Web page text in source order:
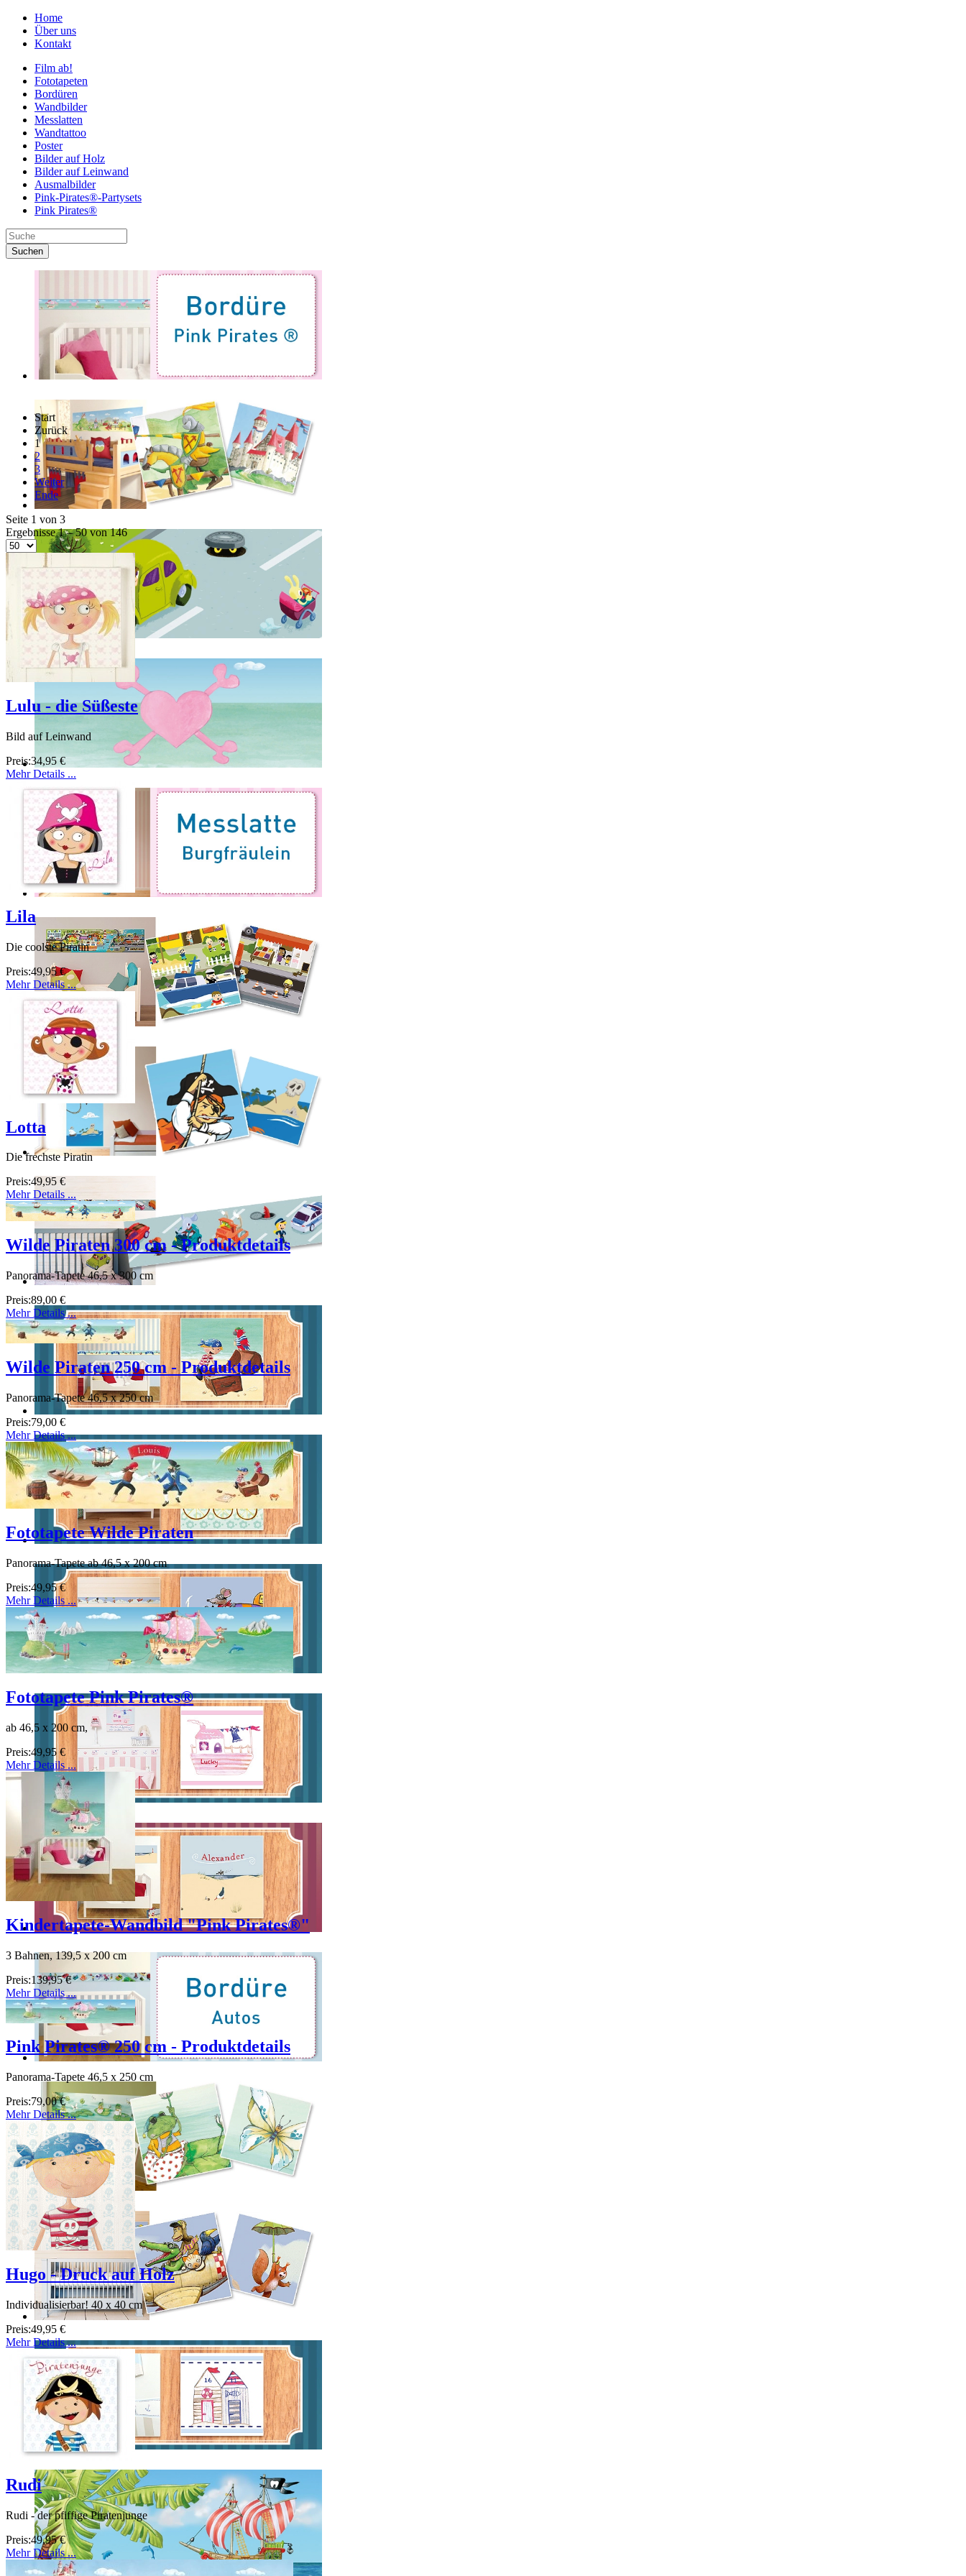
Home
Über uns
Kontakt
Film ab!
Fototapeten
Bordüren
Wandbilder
Messlatten
Wandtattoo
Poster
Bilder auf Holz
Bilder auf Leinwand
Ausmalbilder
Pink-Pirates®-Partysets
Pink Pirates®
Start
Zurück
1
2
3
Weiter
Ende
Seite 1 von 3
Ergebnisse 1 – 50 von 146
Lulu - die Süßeste
Bild auf Leinwand
Preis:34,95 €
Mehr Details ...
Lila
Die coolste Piratin
Preis:49,95 €
Mehr Details ...
Lotta
Die frechste Piratin
Preis:49,95 €
Mehr Details ...
Wilde Piraten 300 cm - Produktdetails
Panorama-Tapete 46,5 x 300 cm
Preis:89,00 €
Mehr Details ...
Wilde Piraten 250 cm - Produktdetails
Panorama-Tapete 46,5 x 250 cm
Preis:79,00 €
Mehr Details ...
Fototapete Wilde Piraten
Panorama-Tapete ab 46,5 x 200 cm
Preis:49,95 €
Mehr Details ...
Fototapete Pink Pirates®
ab 46,5 x 200 cm,
Preis:49,95 €
Mehr Details ...
Kindertapete-Wandbild "Pink Pirates®"
3 Bahnen, 139,5 x 200 cm
Preis:139,95 €
Mehr Details ...
Pink Pirates® 250 cm - Produktdetails
Panorama-Tapete 46,5 x 250 cm
Preis:79,00 €
Mehr Details ...
Hugo - Druck auf Holz
Individualisierbar! 40 x 40 cm
Preis:49,95 €
Mehr Details ...
Rudi
Rudi - der pfiffige Piratenjunge
Preis:49,95 €
Mehr Details ...